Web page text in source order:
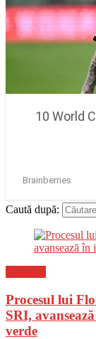
Caută după:
Procesul lui
SRI,
verde